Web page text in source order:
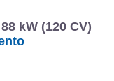
kW (120 CV)